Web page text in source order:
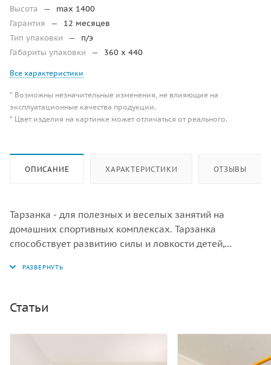
Высота
—
max 1400
Гарантия
—
12 месяцев
Тип упаковки
—
п/э
Габариты упаковки
— 360 x 440
Все характеристики
* Возможны незначительные изменения, не влияющие на
эксплуатационные качества продукции.
* Цвет изделия на картинке может отличаться от реального.
ОПИСАНИЕ ХАРАКТЕРИСТИКИ ОТЗЫВЫ
Тарзанка - для полезных и веселых занятий на
домашних спортивных комплексах. Тарзанка
способствует развитию силы и ловкости детей,
оборудование крепится на перекладину или турник.
Статьи